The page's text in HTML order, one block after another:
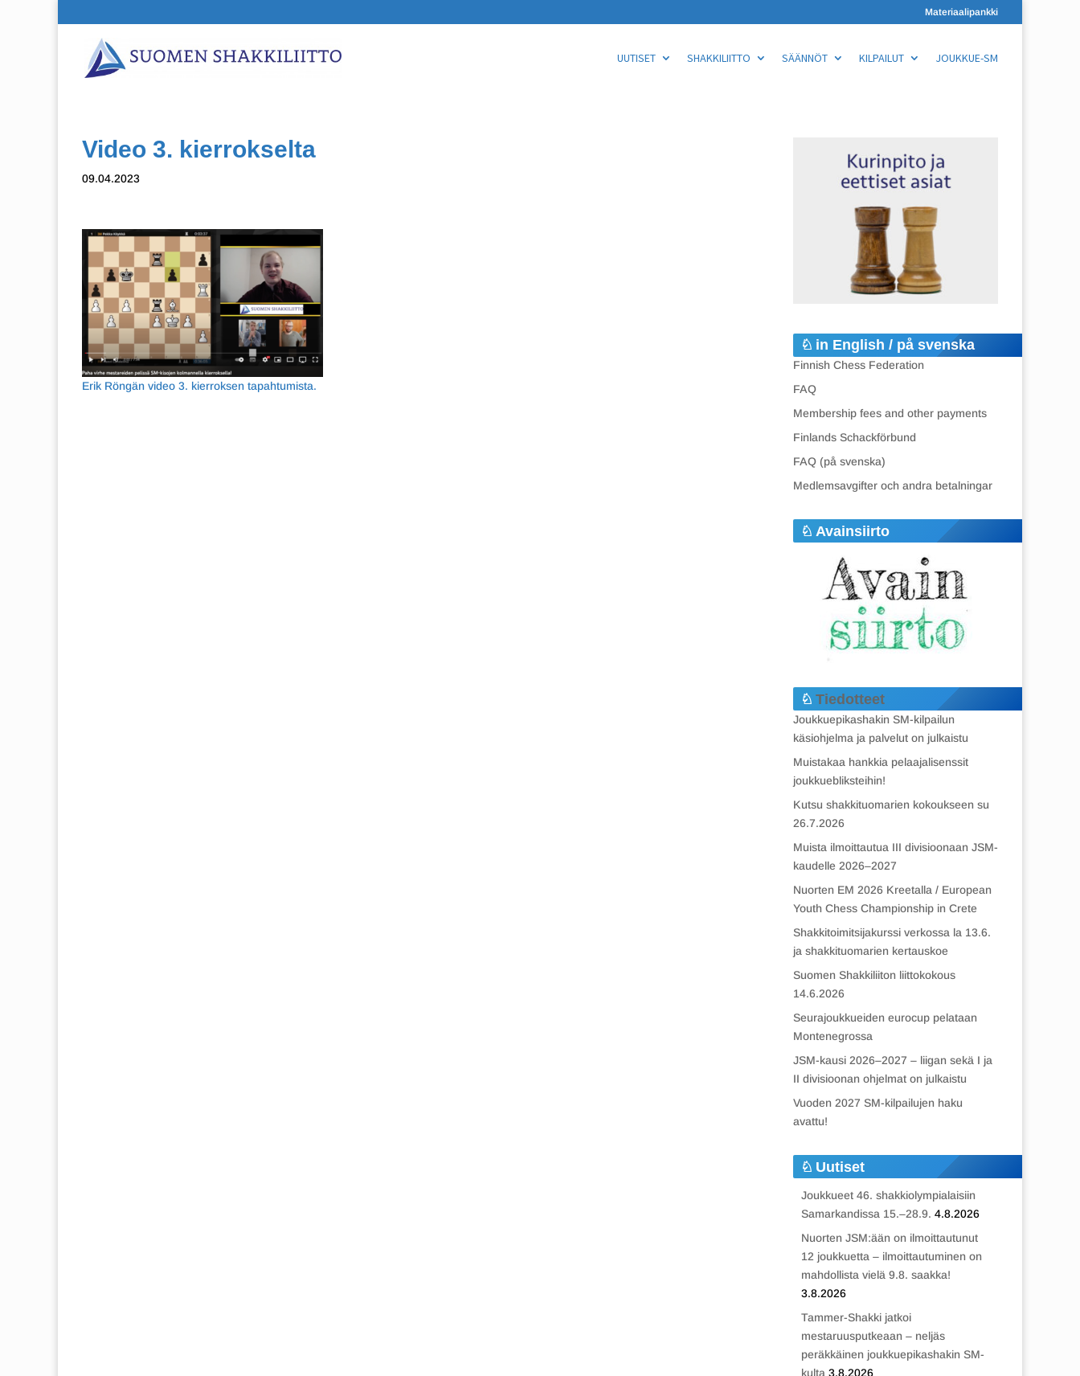
Materiaalipankki
UUTISET SHAKKILIITTO SÄÄNNÖT KILPAILUT JOUKKUE-SM
Video 3. kierrokselta
09.04.2023
Erik Röngän video 3. kierroksen tapahtumista.
in English / på svenska
Finnish Chess Federation
FAQ
Membership fees and other payments
Finlands Schackförbund
FAQ (på svenska)
Medlemsavgifter och andra betalningar
Avainsiirto
Tiedotteet
Joukkuepikashakin SM-kilpailun
käsiohjelma ja palvelut on julkaistu
Muistakaa hankkia pelaajalisenssit
joukkuebliksteihin!
Kutsu shakkituomarien kokoukseen su
26.7.2026
Muista ilmoittautua III divisioonaan JSM-
kaudelle 2026–2027
Nuorten EM 2026 Kreetalla / European
Youth Chess Championship in Crete
Shakkitoimitsijakurssi verkossa la 13.6.
ja shakkituomarien kertauskoe
Suomen Shakkiliiton liittokokous
14.6.2026
Seurajoukkueiden eurocup pelataan
Montenegrossa
JSM-kausi 2026–2027 – liigan sekä I ja
II divisioonan ohjelmat on julkaistu
Vuoden 2027 SM-kilpailujen haku
avattu!
Uutiset
Joukkueet 46. shakkiolympialaisiin
Samarkandissa 15.–28.9. 4.8.2026
Nuorten JSM:ään on ilmoittautunut
12 joukkuetta – ilmoittautuminen on
mahdollista vielä 9.8. saakka!
3.8.2026
Tammer-Shakki jatkoi
mestaruusputkeaan – neljäs
peräkkäinen joukkuepikashakin SM-
kulta 3.8.2026